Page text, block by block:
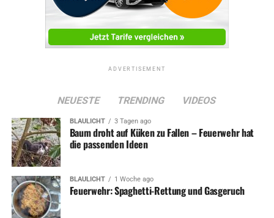
Autofahrer kommt von der Straße ab
80 „Mutmacher-Beete“ erfreuen Menschen und Insekten
ADVERTISEMENT
NEUESTE TRENDING VIDEOS
BLAULICHT 3 Tagen ago
Baum droht auf Küken zu Fallen – Feuerwehr hat
die passenden Ideen
BLAULICHT 1 Woche ago
Feuerwehr: Spaghetti-Rettung und Gasgeruch